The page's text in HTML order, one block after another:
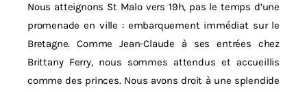
Nous atteignons St Malo vers 19h, pas le temps d’une
promenade en ville : embarquement immédiat sur le
Bretagne. Comme Jean-Claude à ses entrées chez
Brittany Ferry, nous sommes attendus et accueillis
comme des princes. Nous avons droit à une splendide